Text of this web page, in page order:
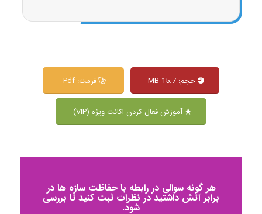
حجم: 15.7 MB فرمت: Pdf
آموزش فعال کردن اکانت ویژه (VIP)
هر گونه سوالی در رابطه با حفاظت سازه ها در
برابر آتش داشتید در نظرات ثبت کنید تا بررسی
شود.